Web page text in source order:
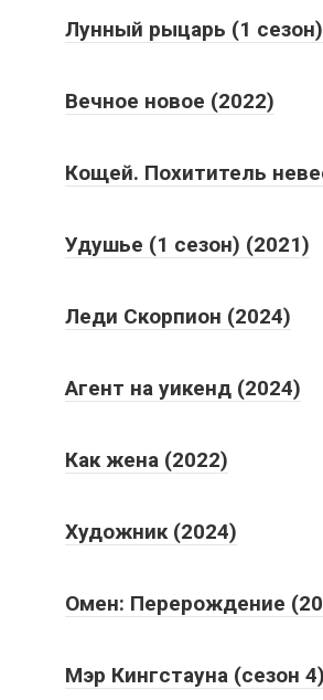
Лунный рыцарь (1
Вечное новое (2022)
Кощей. Похититель
Удушье (1 сезон) (2021)
Леди Скорпион (2024)
Агент на уикенд (2024)
Как жена (2022)
Художник (2024)
Омен: Перерождение
Мэр Кингстауна (сезон